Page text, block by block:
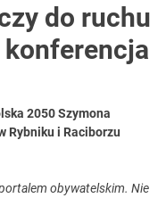
do ruchu
konferencja
2050 Szymona
Rybniku i Raciborzu
obywatelskim. Nie